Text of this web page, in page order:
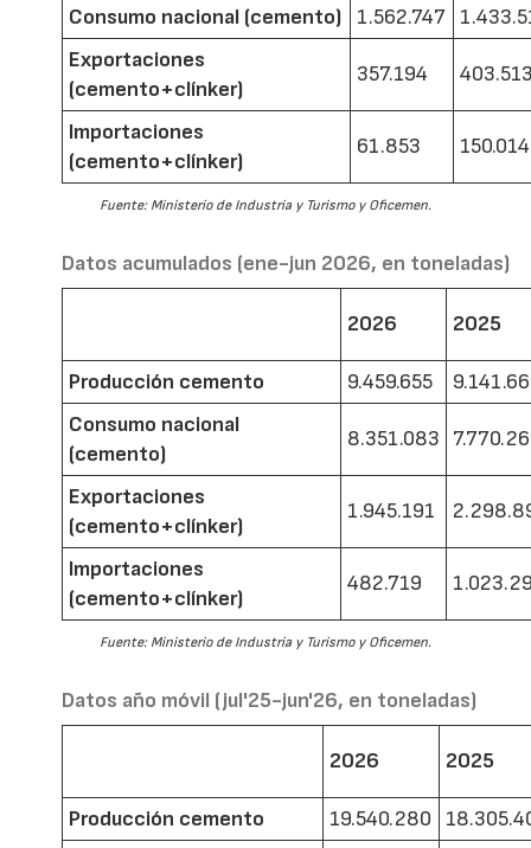
Consumo nacional (cemento)
1.562.747
Exportaciones
(cemento+clínker)
357.194
Importaciones
(cemento+clínker)
61.853 150.014
Fuente: Ministerio de Industria y Turismo y Oficemen.
Datos acumulados (ene-jun 2026, en toneladas)
2026 2025
Producción cemento 9.459.655
Consumo nacional
(cemento)
8.351.083
Exportaciones
(cemento+clínker)
1.945.191
Importaciones
(cemento+clínker)
482.719
Fuente: Ministerio de Industria y Turismo y Oficemen.
Datos año móvil (jul'25-jun'26, en toneladas)
2026 2025
Producción cemento 19.540.280